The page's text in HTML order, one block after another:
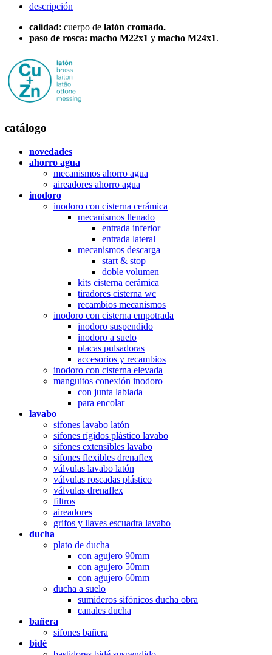
descripción
calidad: cuerpo de latón cromado.
paso de rosca: macho M22x1 y macho M24x1.
catálogo
novedades
ahorro agua
mecanismos ahorro agua
aireadores ahorro agua
inodoro
inodoro con cisterna cerámica
mecanismos llenado
entrada inferior
entrada lateral
mecanismos descarga
start & stop
doble volumen
kits cisterna cerámica
tiradores cisterna wc
recambios mecanismos
inodoro con cisterna empotrada
inodoro suspendido
inodoro a suelo
placas pulsadoras
accesorios y recambios
inodoro con cisterna elevada
manguitos conexión inodoro
con junta labiada
para encolar
lavabo
sifones lavabo latón
sifones rígidos plástico lavabo
sifones extensibles lavabo
sifones flexibles drenaflex
válvulas lavabo latón
válvulas roscadas plástico
válvulas drenaflex
filtros
aireadores
grifos y llaves escuadra lavabo
ducha
plato de ducha
con agujero 90mm
con agujero 50mm
con agujero 60mm
ducha a suelo
sumideros sifónicos ducha obra
canales ducha
bañera
sifones bañera
bidé